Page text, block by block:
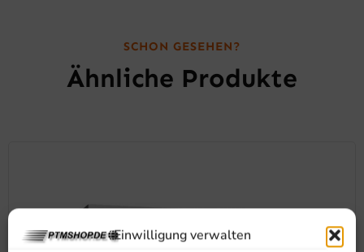
Einwilligung verwalten
SCHON GESEHEN?
Ähnliche Produkte